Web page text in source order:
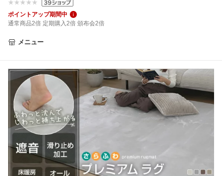
ポイントアップ期間中
通常商品2倍 定期購入2倍 頒布会2倍
メニュー